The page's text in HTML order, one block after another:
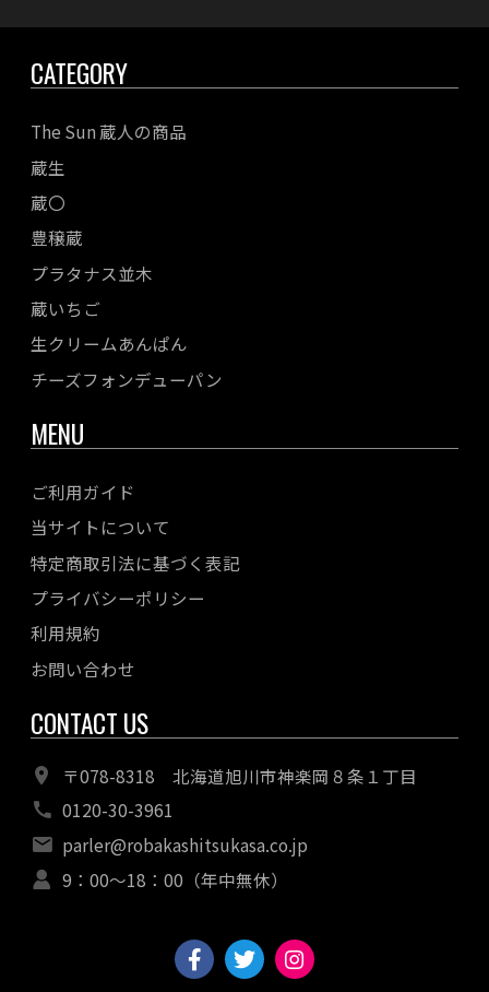
CATEGORY
The Sun 蔵人の商品
蔵生
蔵〇
豊穣蔵
プラタナス並木
蔵いちご
生クリームあんぱん
チーズフォンデューパン
MENU
ご利用ガイド
当サイトについて
特定商取引法に基づく表記
プライバシーポリシー
利用規約
お問い合わせ
CONTACT US
〒078-8318 北海道旭川市神楽岡８条１丁目
0120-30-3961
parler@robakashitsukasa.co.jp
9：00〜18：00（年中無休）